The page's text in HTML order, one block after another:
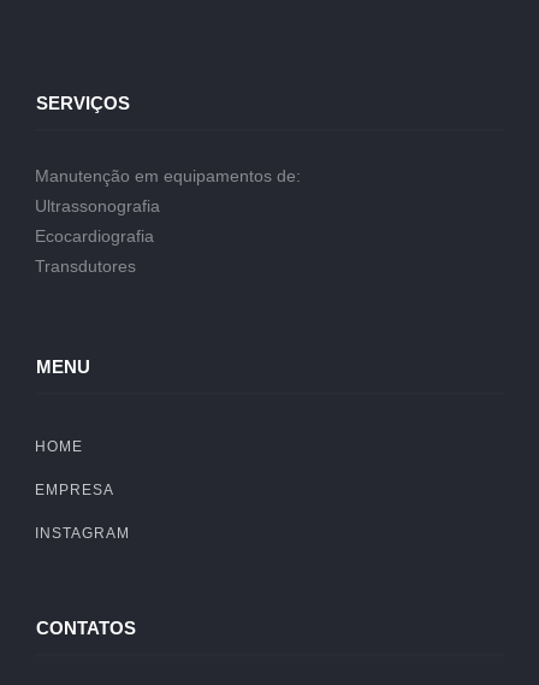
SERVIÇOS
Manutenção em equipamentos de:
Ultrassonografia
Ecocardiografia
Transdutores
MENU
HOME
EMPRESA
INSTAGRAM
CONTATOS